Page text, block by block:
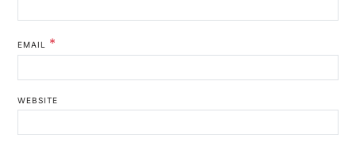
EMAIL *
WEBSITE